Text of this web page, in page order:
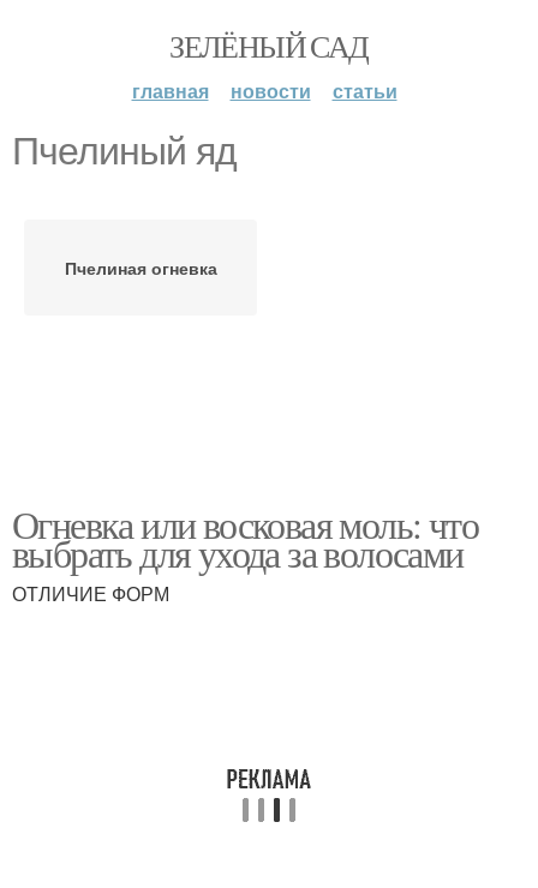
ЗЕЛЁНЫЙ САД
главная новости статьи
Пчелиный яд
Пчелиная огневка
Огневка или восковая моль: что
выбрать для ухода за волосами
ОТЛИЧИЕ ФОРМ